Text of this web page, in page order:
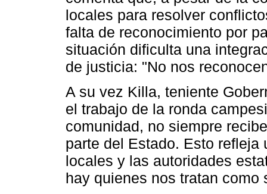
locales para resolver
falta de reconocimiento por
situación dificulta una
de justicia: "No nos
A su vez Killa, teniente
el trabajo de la ronda
comunidad, no siempre
parte del Estado. Esto
locales y las autoridades
hay quienes nos tratan como